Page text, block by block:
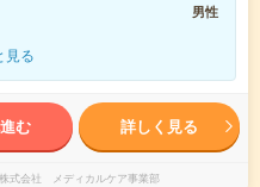
男性
見る
む 詳しく見る
式会社 メディカルケア事業部